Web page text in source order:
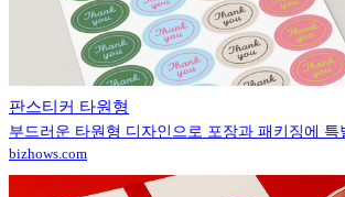
판스티커 타원형
부드러운 타원형 디자인으로 포장과 패키징에 특
bizhows.com